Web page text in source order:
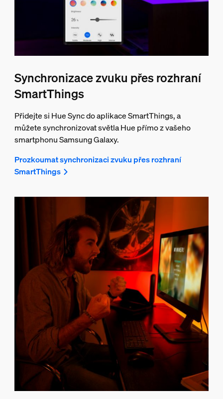
Synchronizace zvuku přes rozhraní
SmartThings
Přidejte si Hue Sync do aplikace SmartThings, a
můžete synchronizovat světla Hue přímo z vašeho
smartphonu Samsung Galaxy.
Prozkoumat synchronizaci zvuku přes rozhraní
SmartThings